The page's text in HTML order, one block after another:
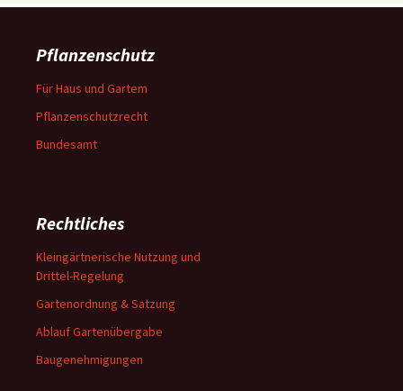
Pflanzenschutz
Für Haus und Gartem
Pflanzenschutzrecht
Bundesamt
Rechtliches
Kleingärtnerische Nutzung und
Drittel-Regelung
Gartenordnung & Satzung
Ablauf Gartenübergabe
Baugenehmigungen